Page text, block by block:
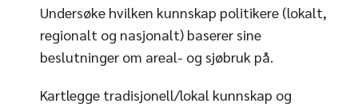
Undersøke hvilken kunnskap politikere (lokalt,
regionalt og nasjonalt) baserer sine
beslutninger om areal- og sjøbruk på.
Kartlegge tradisjonell/lokal kunnskap og